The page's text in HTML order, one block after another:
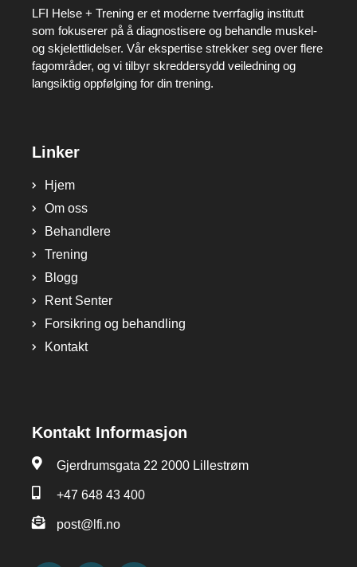
LFI Helse + Trening er et moderne tverrfaglig institutt
som fokuserer på å diagnostisere og behandle muskel-
og skjelettlidelser. Vår ekspertise strekker seg over flere
fagområder, og vi tilbyr skreddersydd veiledning og
langsiktig oppfølging for din trening.
Linker
Hjem
Om oss
Behandlere
Trening
Blogg
Rent Senter
Forsikring og behandling
Kontakt
Kontakt Informasjon
Gjerdrumsgata 22 2000 Lillestrøm
+47 648 43 400
post@lfi.no